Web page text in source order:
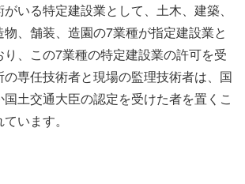
いる特定建設業として、土木、建築、
、舗装、造園の7業種が指定建設業と
り、この7業種の特定建設業の許可を受
専任技術者と現場の監理技術者は、国
土交通大臣の認定を受けた者を置くこ
います。